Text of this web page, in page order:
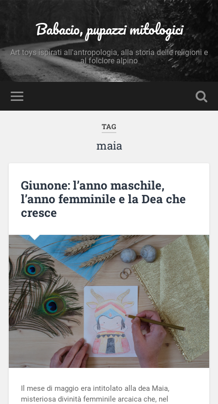
Babacio, pupazzi mitologici
Art toys ispirati all'antropologia, alla storia delle religioni e
al folclore alpino
TAG
maia
Giunone: l’anno maschile,
l’anno femminile e la Dea che
cresce
Il mese di maggio era intitolato alla dea Maia,
misteriosa divinità femminile arcaica che, nel